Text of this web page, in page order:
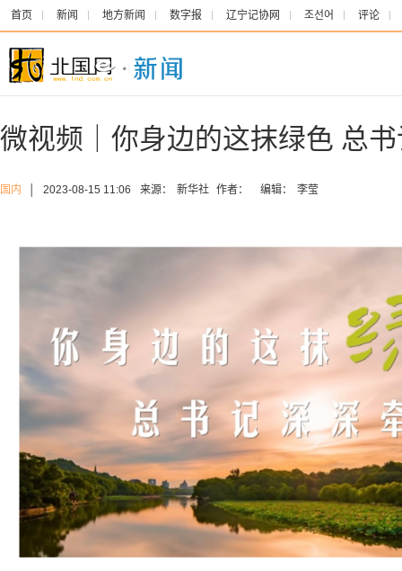
首页 新闻 地方新闻 数字报 辽宁记协网 조선어 评论
微视频｜你身边的这抹绿色 总
国内 2023-08-15 11:06 来源： 新华社 作者： 编辑： 李莹